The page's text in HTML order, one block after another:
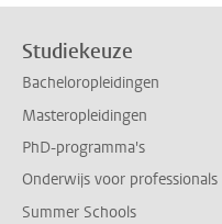
Studiekeuze
Bacheloropleidingen
Masteropleidingen
PhD-programma's
Onderwijs voor professionals
Summer Schools